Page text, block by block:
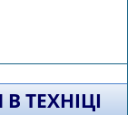
ТЕХНІЦІ